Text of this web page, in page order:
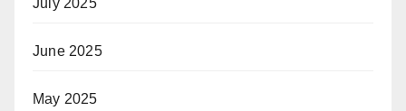
July 2025
June 2025
May 2025